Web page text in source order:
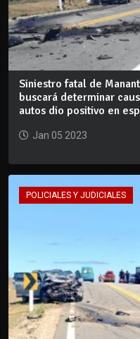
Siniestro fatal de
buscará determinar
autos dio positivo en
Jan 05 2023
POLICIALES Y JUDICIALES